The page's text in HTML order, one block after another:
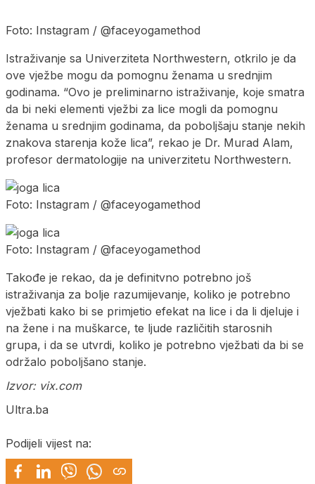
Foto: Instagram / @faceyogamethod
Istraživanje sa Univerziteta Northwestern, otkrilo je da
ove vježbe mogu da pomognu ženama u srednjim
godinama. “Ovo je preliminarno istraživanje, koje smatra
da bi neki elementi vježbi za lice mogli da pomognu
ženama u srednjim godinama, da poboljšaju stanje nekih
znakova starenja kože lica”, rekao je Dr. Murad Alam,
profesor dermatologije na univerzitetu Northwestern.
Foto: Instagram / @faceyogamethod
Foto: Instagram / @faceyogamethod
Takođe je rekao, da je definitvno potrebno još
istraživanja za bolje razumijevanje, koliko je potrebno
vježbati kako bi se primjetio efekat na lice i da li djeluje i
na žene i na muškarce, te ljude različitih starosnih
grupa, i da se utvrdi, koliko je potrebno vježbati da bi se
održalo poboljšano stanje.
Izvor: vix.com
Ultra.ba
Podijeli vijest na: